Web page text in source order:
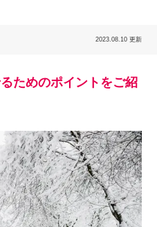
2023.08.10 更新
ためのポイントをご紹